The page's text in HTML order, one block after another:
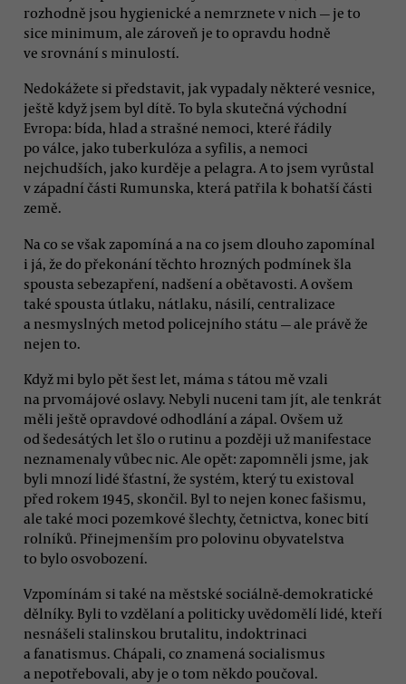
rozhodně jsou hygienické a nemrznete v nich — je to
sice minimum, ale zároveň je to opravdu hodně
ve srovnání s minulostí.
Nedokážete si představit, jak vypadaly některé vesnice,
ještě když jsem byl dítě. To byla skutečná východní
Evropa: bída, hlad a strašné nemoci, které řádily
po válce, jako tuberkulóza a syfilis, a nemoci
nejchudších, jako kurděje a pelagra. A to jsem vyrůstal
v západní části Rumunska, která patřila k bohatší části
země.
Na co se však zapomíná a na co jsem dlouho zapomínal
i já, že do překonání těchto hrozných podmínek šla
spousta sebezapření, nadšení a obětavosti. A ovšem
také spousta útlaku, nátlaku, násilí, centralizace
a nesmyslných metod policejního státu — ale právě že
nejen to.
Když mi bylo pět šest let, máma s tátou mě vzali
na prvomájové oslavy. Nebyli nuceni tam jít, ale tenkrát
měli ještě opravdové odhodlání a zápal. Ovšem už
od šedesátých let šlo o rutinu a později už manifestace
neznamenaly vůbec nic. Ale opět: zapomněli jsme, jak
byli mnozí lidé šťastní, že systém, který tu existoval
před rokem 1945, skončil. Byl to nejen konec fašismu,
ale také moci pozemkové šlechty, četnictva, konec bití
rolníků. Přinejmenším pro polovinu obyvatelstva
to bylo osvobození.
Vzpomínám si také na městské sociálně-demokratické
dělníky. Byli to vzdělaní a politicky uvědomělí lidé, kteří
nesnášeli stalinskou brutalitu, indoktrinaci
a fanatismus. Chápali, co znamená socialismus
a nepotřebovali, aby je o tom někdo poučoval.